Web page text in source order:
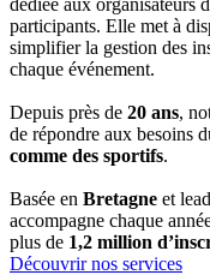
participants. Elle met à
simplifier la gestion des
chaque événement.
Depuis près de 20 ans,
de répondre aux besoins
comme des sportifs.
Basée en Bretagne et
accompagne chaque
plus de 1,2 million
Découvrir nos services